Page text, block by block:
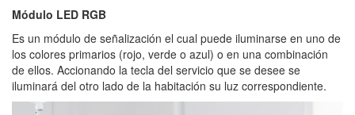
Módulo LED RGB
Es un módulo de señalización el cual puede iluminarse en uno de
los colores primarios (rojo, verde o azul) o en una combinación
de ellos. Accionando la tecla del servicio que se desee se
iluminará del otro lado de la habitación su luz correspondiente.